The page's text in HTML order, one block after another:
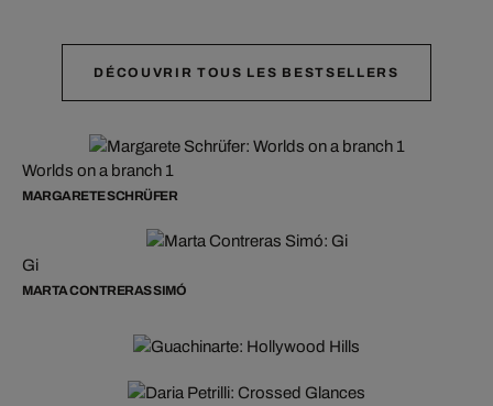
DÉCOUVRIR TOUS LES BESTSELLERS
Worlds on a branch 1
MARGARETE SCHRÜFER
Gi
MARTA CONTRERAS SIMÓ